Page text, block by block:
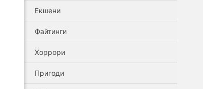
Екшени
Файтинги
Хоррори
Пригоди